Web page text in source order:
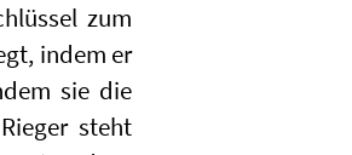
zum
indem er
sie die
steht